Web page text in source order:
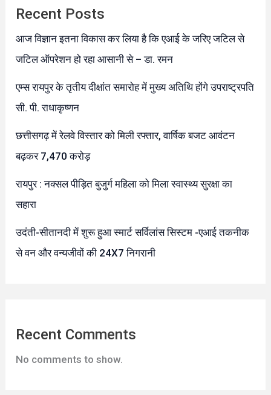
Recent Posts
आज विज्ञान इतना विकास कर लिया है कि एआई के जरिए जटिल से
जटिल ऑपरेशन हो रहा आसानी से – डा. रमन
एम्स रायपुर के तृतीय दीक्षांत समारोह में मुख्य अतिथि होंगे उपराष्ट्रपति
सी. पी. राधाकृष्णन
छत्तीसगढ़ में रेलवे विस्तार को मिली रफ्तार, वार्षिक बजट आवंटन
बढ़कर 7,470 करोड़
रायपुर : नक्सल पीड़ित बुजुर्ग महिला को मिला स्वास्थ्य सुरक्षा का
सहारा
उदंती-सीतानदी में शुरू हुआ स्मार्ट सर्विलांस सिस्टम -एआई तकनीक
से वन और वन्यजीवों की 24X7 निगरानी
Recent Comments
No comments to show.